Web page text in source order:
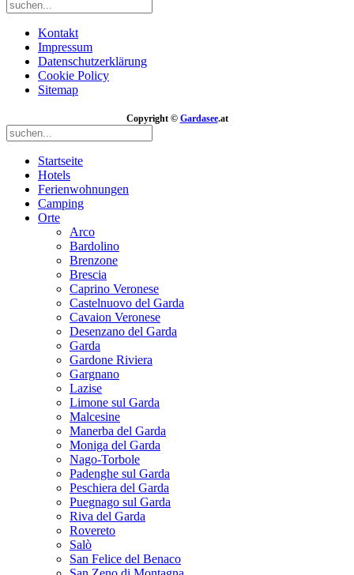
Kontakt
Impressum
Datenschutzerklärung
Cookie Policy
Sitemap
Copyright © Gardasee.at
Startseite
Hotels
Ferienwohnungen
Camping
Orte
Arco
Bardolino
Brenzone
Brescia
Caprino Veronese
Castelnuovo del Garda
Cavaion Veronese
Desenzano del Garda
Garda
Gardone Riviera
Gargnano
Lazise
Limone sul Garda
Malcesine
Manerba del Garda
Moniga del Garda
Nago-Torbole
Padenghe sul Garda
Peschiera del Garda
Puegnago sul Garda
Riva del Garda
Rovereto
Salò
San Felice del Benaco